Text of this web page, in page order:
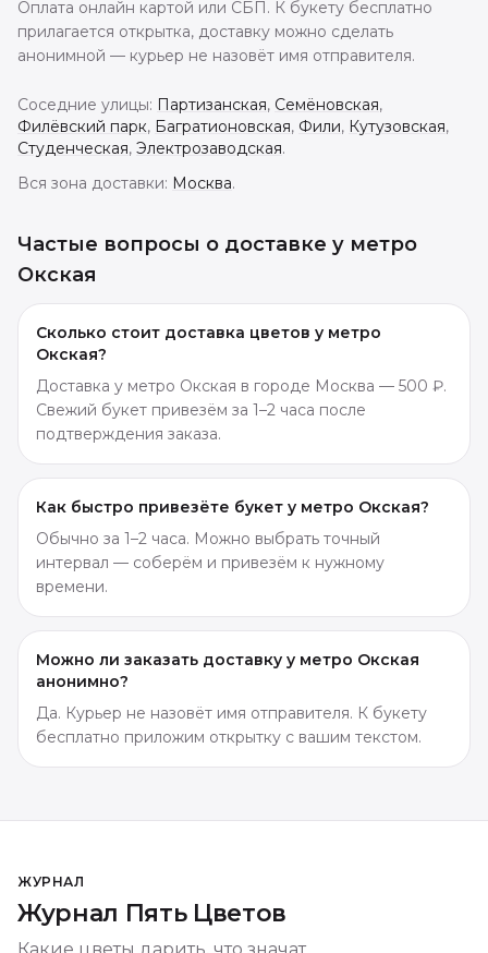
Оплата онлайн картой или СБП. К букету бесплатно
прилагается открытка, доставку можно сделать
анонимной — курьер не назовёт имя отправителя.
Соседние улицы: Партизанская, Семёновская,
Филёвский парк, Багратионовская, Фили, Кутузовская,
Студенческая, Электрозаводская.
Вся зона доставки: Москва.
Частые вопросы о доставке у метро
Окская
Сколько стоит доставка цветов у метро
Окская?
Доставка у метро Окская в городе Москва — 500 ₽.
Свежий букет привезём за 1–2 часа после
подтверждения заказа.
Как быстро привезёте букет у метро Окская?
Обычно за 1–2 часа. Можно выбрать точный
интервал — соберём и привезём к нужному
времени.
Можно ли заказать доставку у метро Окская
анонимно?
Да. Курьер не назовёт имя отправителя. К букету
бесплатно приложим открытку с вашим текстом.
ЖУРНАЛ
Журнал Пять Цветов